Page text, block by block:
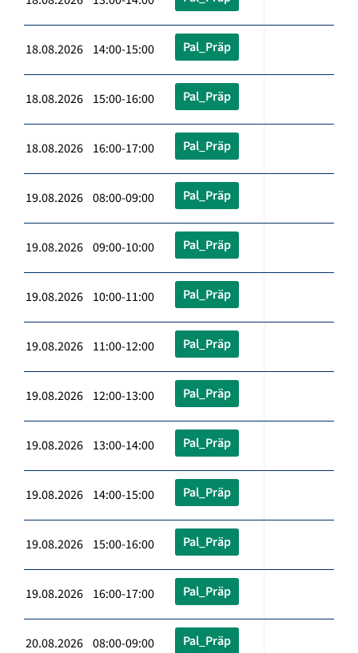
18.08.2026 14:00-15:00 Pal_Präp
18.08.2026 15:00-16:00 Pal_Präp
18.08.2026 16:00-17:00 Pal_Präp
19.08.2026 08:00-09:00 Pal_Präp
19.08.2026 09:00-10:00 Pal_Präp
19.08.2026 10:00-11:00 Pal_Präp
19.08.2026 11:00-12:00 Pal_Präp
19.08.2026 12:00-13:00 Pal_Präp
19.08.2026 13:00-14:00 Pal_Präp
19.08.2026 14:00-15:00 Pal_Präp
19.08.2026 15:00-16:00 Pal_Präp
19.08.2026 16:00-17:00 Pal_Präp
20.08.2026 08:00-09:00 Pal_Präp